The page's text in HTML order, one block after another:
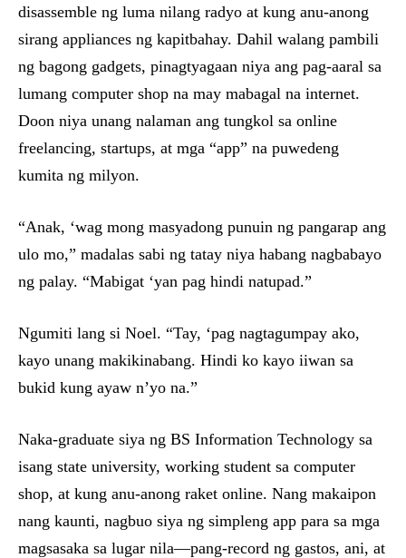
disassemble ng luma nilang radyo at kung anu-anong
sirang appliances ng kapitbahay. Dahil walang pambili
ng bagong gadgets, pinagtyagaan niya ang pag-aaral sa
lumang computer shop na may mabagal na internet.
Doon niya unang nalaman ang tungkol sa online
freelancing, startups, at mga “app” na puwedeng
kumita ng milyon.
“Anak, ‘wag mong masyadong punuin ng pangarap ang
ulo mo,” madalas sabi ng tatay niya habang nagbabayo
ng palay. “Mabigat ‘yan pag hindi natupad.”
Ngumiti lang si Noel. “Tay, ‘pag nagtagumpay ako,
kayo unang makikinabang. Hindi ko kayo iiwan sa
bukid kung ayaw n’yo na.”
Naka-graduate siya ng BS Information Technology sa
isang state university, working student sa computer
shop, at kung anu-anong raket online. Nang makaipon
nang kaunti, nagbuo siya ng simpleng app para sa mga
magsasaka sa lugar nila—pang-record ng gastos, ani, at